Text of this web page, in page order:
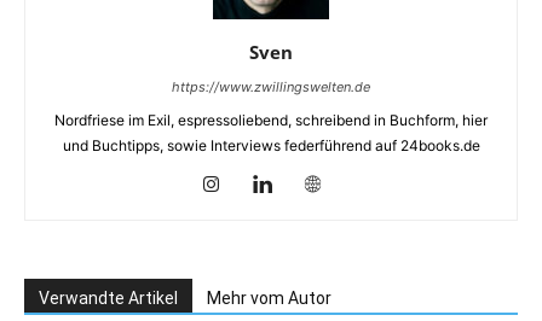
Sven
https://www.zwillingswelten.de
Nordfriese im Exil, espressoliebend, schreibend in Buchform, hier
und Buchtipps, sowie Interviews federführend auf 24books.de
Verwandte Artikel Mehr vom Autor